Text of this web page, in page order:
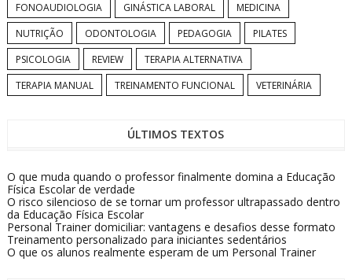
FONOAUDIOLOGIA
GINÁSTICA LABORAL
MEDICINA
NUTRIÇÃO
ODONTOLOGIA PEDAGOGIA
PILATES
PSICOLOGIA
REVIEW
TERAPIA ALTERNATIVA
TERAPIA MANUAL
TREINAMENTO FUNCIONAL VETERINÁRIA
ÚLTIMOS TEXTOS
O que muda quando o professor finalmente domina a Educação
Física Escolar de verdade
O risco silencioso de se tornar um professor ultrapassado dentro
da Educação Física Escolar
Personal Trainer domiciliar: vantagens e desafios desse formato
Treinamento personalizado para iniciantes sedentários
O que os alunos realmente esperam de um Personal Trainer